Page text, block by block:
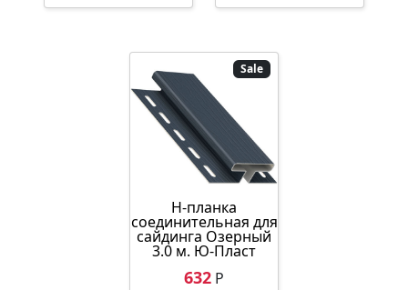
Sale
Н-планка
соединительная для
сайдинга Озерный
3.0 м. Ю-Пласт
632 Р